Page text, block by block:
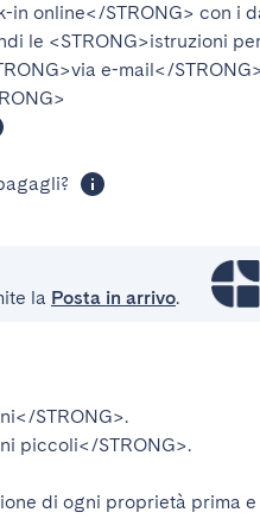
in online</STRONG> con i
le <STRONG>istruzioni
e-mail</STRONG>
la Posta in arrivo.
STRONG>.
piccoli</STRONG>.
di ogni proprietà prima